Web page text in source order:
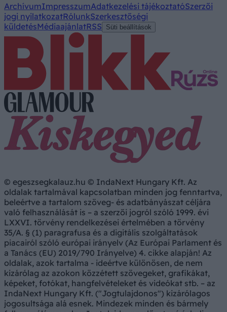
ArchívumImpresszumAdatkezelési tájékoztatóSzerzői
jogi nyilatkozatRólunkSzerkesztőségi
küldetésMédiaajánlatRSS Süti beállítások
© egeszsegkalauz.hu © IndaNext Hungary Kft. Az
oldalak tartalmával kapcsolatban minden jog fenntartva,
beleértve a tartalom szöveg- és adatbányászat céljára
való felhasználását is – a szerzői jogról szóló 1999. évi
LXXVI. törvény rendelkezései értelmében a törvény
35/A. § (1) paragrafusa és a digitális szolgáltatások
piacairól szóló európai irányelv (Az Európai Parlament és
a Tanács (EU) 2019/790 Irányelve) 4. cikke alapján! Az
oldalak, azok tartalma - ideértve különösen, de nem
kizárólag az azokon közzétett szövegeket, grafikákat,
képeket, fotókat, hangfelvételeket és videókat stb. – az
IndaNext Hungary Kft. ("Jogtulajdonos") kizárólagos
jogosultsága alá esnek. Mindezek minden és bármely